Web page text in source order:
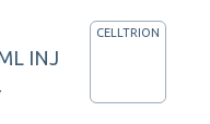
INJ
CELLTRION